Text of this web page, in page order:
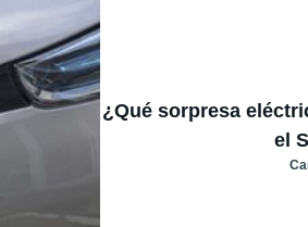
¿Qué sorpresa
el